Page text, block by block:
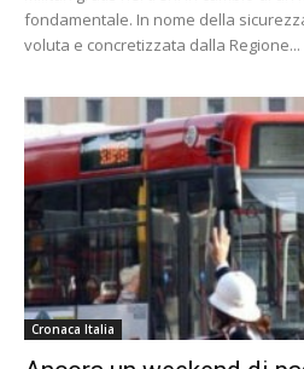
fondamentale. In nome della
voluta e concretizzata dalla Regione...
Cronaca Italia